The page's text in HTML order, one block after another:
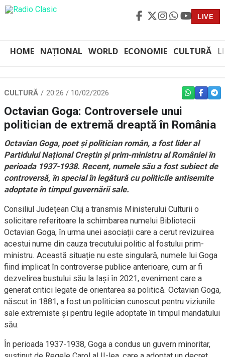
LIVE
HOME NAȚIONAL WORLD ECONOMIE CULTURĂ
CULTURĂ 20:26 / 10/02/2026 WHATSAPP
Octavian Goga: Controversele unui
politician de extremă dreaptă în România
Octavian Goga, poet și politician român, a fost lider al
Partidului Național Creștin și prim-ministru al României în
perioada 1937-1938. Recent, numele său a fost subiect de
controversă, în special în legătură cu politicile antisemite
adoptate în timpul guvernării sale.
Consiliul Județean Cluj a transmis Ministerului Culturii o
solicitare referitoare la schimbarea numelui Bibliotecii
Octavian Goga, în urma unei asociații care a cerut revizuirea
acestui nume din cauza trecutului politic al fostului prim-
ministru. Această situație nu este singulară, numele lui Goga
fiind implicat în controverse publice anterioare, cum ar fi
dezvelirea bustului său la Iași în 2021, eveniment care a
generat critici legate de orientarea sa politică. Octavian Goga,
născut în 1881, a fost un politician cunoscut pentru viziunile
sale extremiste și pentru legile adoptate în timpul mandatului
său.
În perioada 1937-1938, Goga a condus un guvern minoritar,